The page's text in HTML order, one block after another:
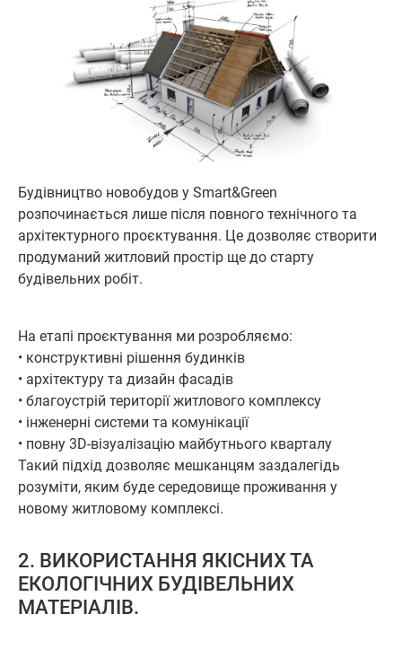
Будівництво новобудов у Smart&Green
розпочинається лише після повного технічного та
архітектурного проєктування. Це дозволяє створити
продуманий житловий простір ще до старту
будівельних робіт.
На етапі проєктування ми розробляємо:
• конструктивні рішення будинків
• архітектуру та дизайн фасадів
• благоустрій території житлового комплексу
• інженерні системи та комунікації
• повну 3D-візуалізацію майбутнього кварталу
Такий підхід дозволяє мешканцям заздалегідь
розуміти, яким буде середовище проживання у
новому житловому комплексі.
2. ВИКОРИСТАННЯ ЯКІСНИХ ТА
ЕКОЛОГІЧНИХ БУДІВЕЛЬНИХ
МАТЕРІАЛІВ.